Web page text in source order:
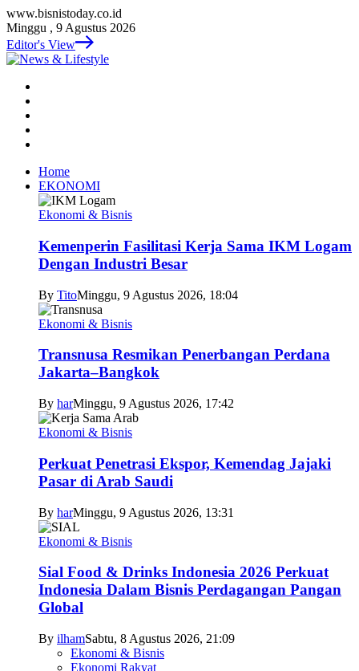
www.bisnistoday.co.id
Minggu , 9 Agustus 2026
Editor's View
Home
EKONOMI
Ekonomi & Bisnis
Kemenperin Fasilitasi Kerja Sama IKM Logam
Dengan Industri Besar
By TitoMinggu, 9 Agustus 2026, 18:04
Ekonomi & Bisnis
Transnusa Resmikan Penerbangan Perdana
Jakarta–Bangkok
By harMinggu, 9 Agustus 2026, 17:42
Ekonomi & Bisnis
Perkuat Penetrasi Ekspor, Kemendag Jajaki
Pasar di Arab Saudi
By harMinggu, 9 Agustus 2026, 13:31
Ekonomi & Bisnis
Sial Food & Drinks Indonesia 2026 Perkuat
Indonesia Dalam Bisnis Perdagangan Pangan
Global
By ilhamSabtu, 8 Agustus 2026, 21:09
Ekonomi & Bisnis
Ekonomi Rakyat